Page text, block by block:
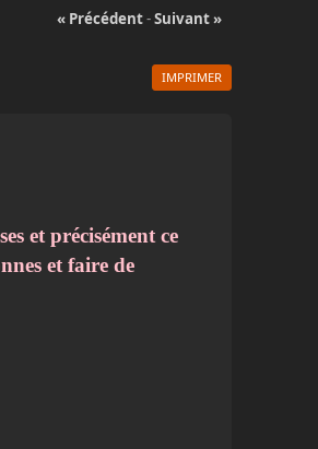
« Précédent-Suivant »
IMPRIMER
et précisément ce
et faire de